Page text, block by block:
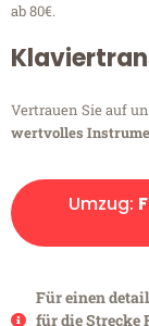
ab 80€.
Vertrauen Sie auf
wertvolles
Umzug:
Für einen
für die